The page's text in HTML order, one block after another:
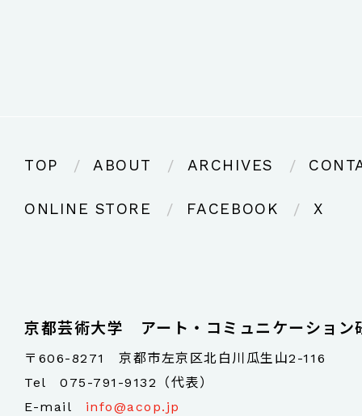
TOP ABOUT ARCHIVES
ONLINE STORE FACEBOOK X
京都芸術大学 アート・コミュニケーション
〒606-8271 京都市左京区北白川瓜生山2-116
Tel075-791-9132（代表）
E-mail info@acop.jp